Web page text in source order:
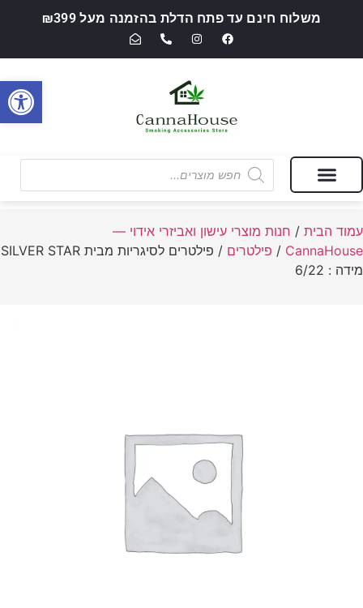
משלוח חינם עד פתח הדלת בהזמנה מעל ₪399
עמוד הבית / חנות מוצרי עישון ואביזרי אידוי —
CannaHouse
/ פילטרים
/ פילטרים לסיגריות מבית SILVER STAR
מידה : 6/22
פתח